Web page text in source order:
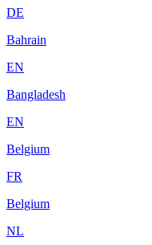
DE
Bahrain
EN
Bangladesh
EN
Belgium
FR
Belgium
NL